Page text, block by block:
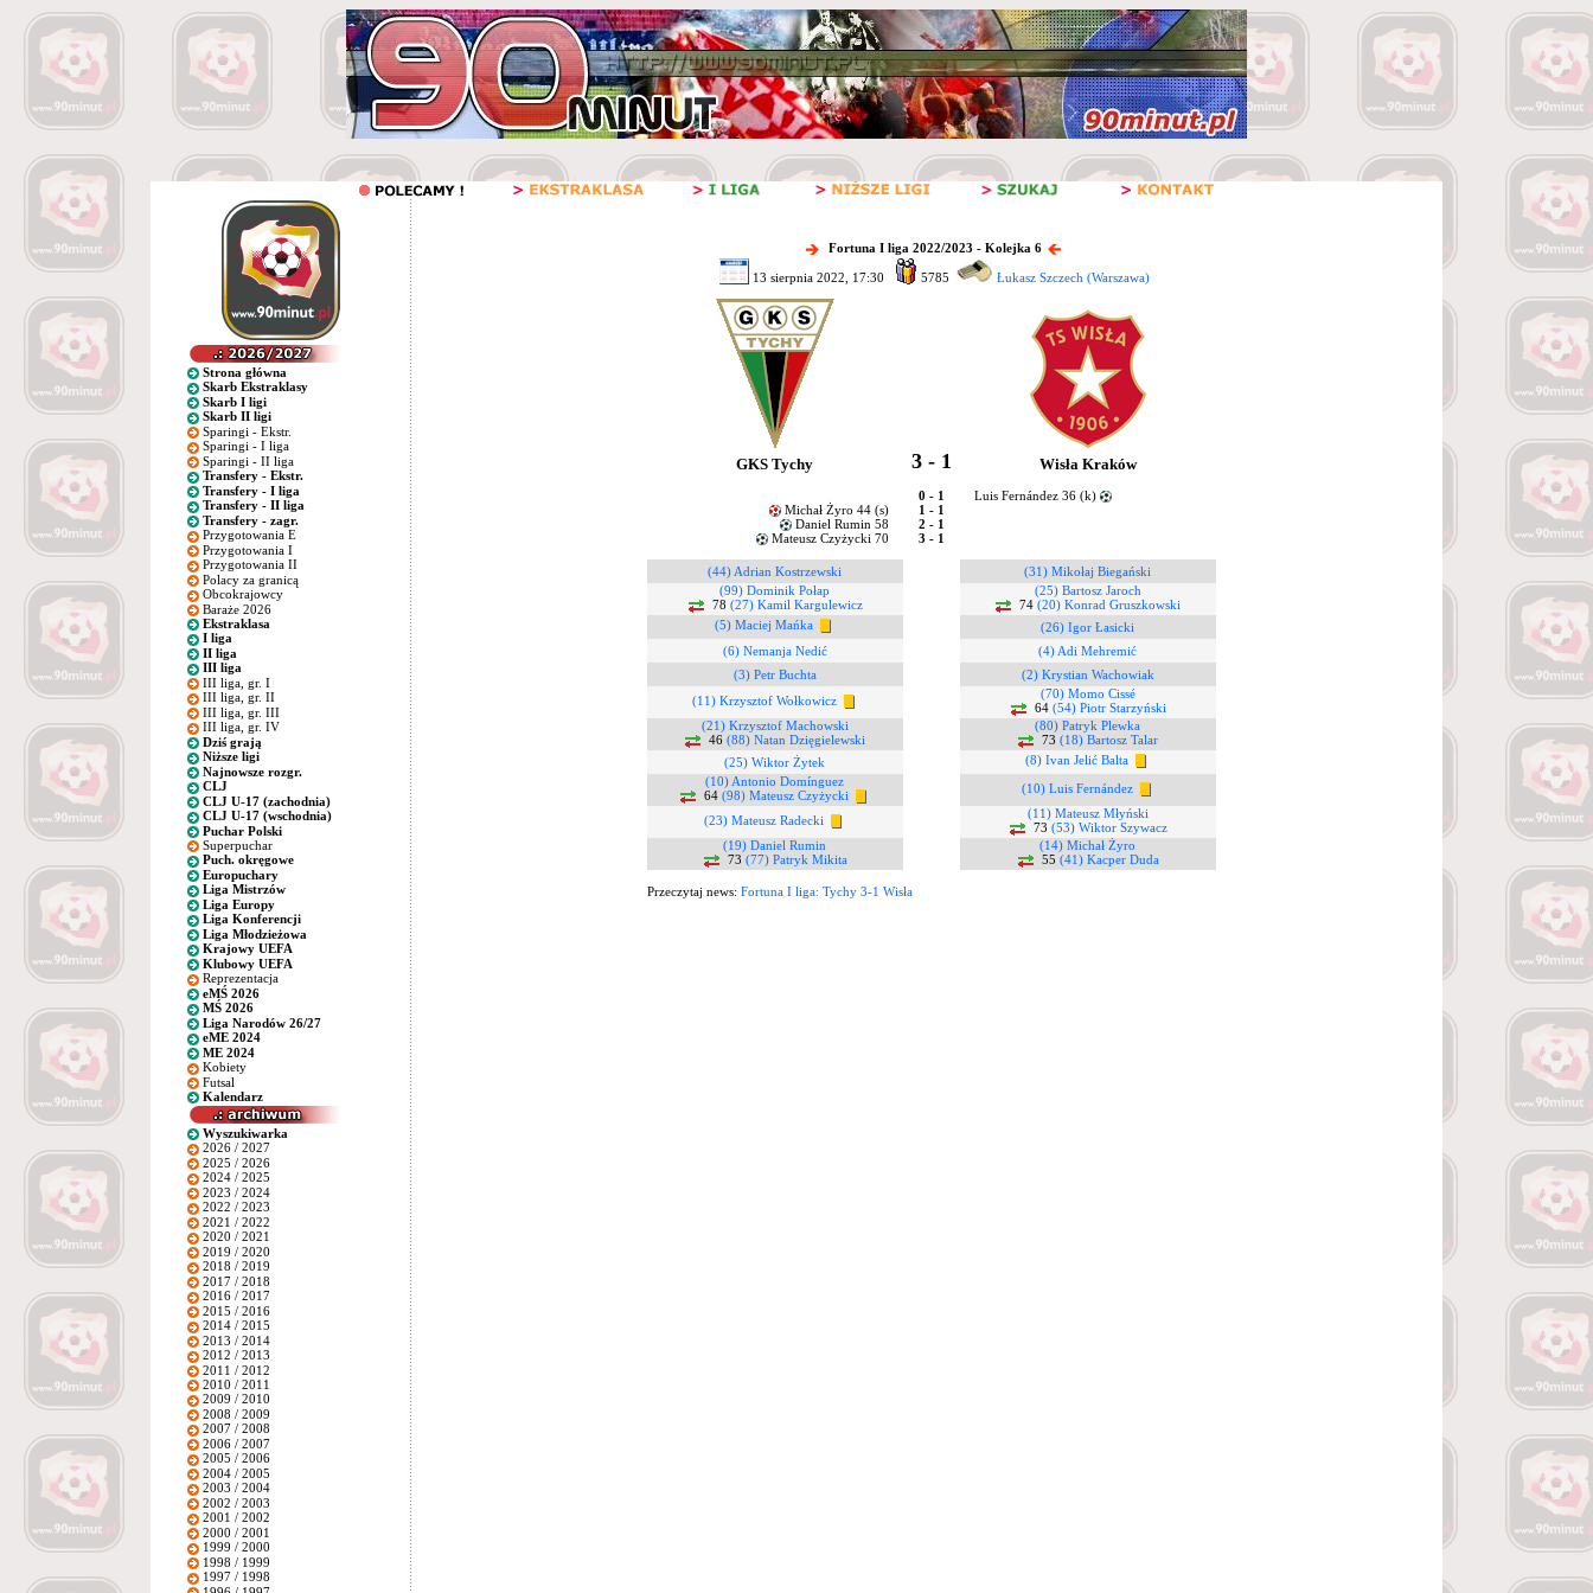
Strona główna
Skarb Ekstraklasy
Skarb I ligi
Skarb II ligi
Sparingi - Ekstr.
Sparingi - I liga
Sparingi - II liga
Transfery - Ekstr.
Transfery - I liga
Transfery - II liga
Transfery - zagr.
Przygotowania E
Przygotowania I
Przygotowania II
Polacy za granicą
Obcokrajowcy
Baraże 2026
Ekstraklasa
I liga
II liga
III liga
III liga, gr. I
III liga, gr. II
III liga, gr. III
III liga, gr. IV
Dziś grają
Niższe ligi
Najnowsze rozgr.
CLJ
CLJ U-17 (zachodnia)
CLJ U-17 (wschodnia)
Puchar Polski
Superpuchar
Puch. okręgowe
Europuchary
Liga Mistrzów
Liga Europy
Liga Konferencji
Liga Młodzieżowa
Krajowy UEFA
Klubowy UEFA
Reprezentacja
eMŚ 2026
MŚ 2026
Liga Narodów 26/27
eME 2024
ME 2024
Kobiety
Futsal
Kalendarz
Wyszukiwarka
2026 / 2027
2025 / 2026
2024 / 2025
2023 / 2024
2022 / 2023
2021 / 2022
2020 / 2021
2019 / 2020
2018 / 2019
2017 / 2018
2016 / 2017
2015 / 2016
2014 / 2015
2013 / 2014
2012 / 2013
2011 / 2012
2010 / 2011
2009 / 2010
2008 / 2009
2007 / 2008
2006 / 2007
2005 / 2006
2004 / 2005
2003 / 2004
2002 / 2003
2001 / 2002
2000 / 2001
1999 / 2000
1998 / 1999
1997 / 1998
Fortuna I liga 2022/2023 - Kolejka 6
13 sierpnia 2022, 17:30 5785 Łukasz Szczech (Warszawa)
GKS Tychy 3 - 1 Wisła Kraków
0 - 1
Luis Fernández 36 (k)
Michał Żyro 44 (s)
1 - 1
Daniel Rumin 58
2 - 1
Mateusz Czyżycki 70
3 - 1
(44) Adrian Kostrzewski
(31) Mikołaj Biegański
(99) Dominik Połap
78 (27) Kamil Kargulewicz
(25) Bartosz Jaroch
74 (20) Konrad Gruszkowski
(5) Maciej Mańka
(26) Igor Łasicki
(6) Nemanja Nedić
(4) Adi Mehremić
(3) Petr Buchta
(2) Krystian Wachowiak
(11) Krzysztof Wołkowicz
(70) Momo Cissé
64 (54) Piotr Starzyński
(21) Krzysztof Machowski
46 (88) Natan Dzięgielewski
(80) Patryk Plewka
73 (18) Bartosz Talar
(25) Wiktor Żytek
(8) Ivan Jelić Balta
(10) Antonio Domínguez
64 (98) Mateusz Czyżycki (10) Luis Fernández
(23) Mateusz Radecki
(11) Mateusz Młyński
73 (53) Wiktor Szywacz
(19) Daniel Rumin
73 (77) Patryk Mikita
(14) Michał Żyro
55 (41) Kacper Duda
Przeczytaj news: Fortuna I liga: Tychy 3-1 Wisła